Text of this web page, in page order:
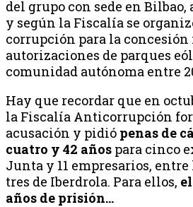
del grupo con sede en Bilbao,
y según la Fiscalía se
corrupción para la
autorizaciones de parques
comunidad autónoma entre
Hay que recordar que en
la Fiscalía Anticorrupción
acusación y pidió penas de
cuatro y 42 años para cinco
Junta y 11 empresarios,
tres de Iberdrola. Para ellos,
años de prisión…